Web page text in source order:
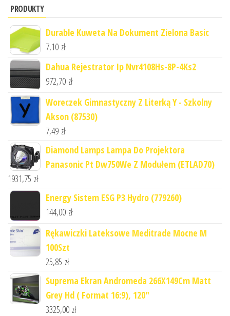
PRODUKTY
Durable Kuweta Na Dokument Zielona Basic
7,10 zł
Dahua Rejestrator Ip Nvr4108Hs-8P-4Ks2
972,70 zł
Woreczek Gimnastyczny Z Literką Y - Szkolny
Akson (87530)
7,49 zł
Diamond Lamps Lampa Do Projektora
Panasonic Pt Dw750We Z Modułem (ETLAD70)
1931,75 zł
Energy Sistem ESG P3 Hydro (779260)
144,00 zł
Rękawiczki Lateksowe Meditrade Mocne M
100Szt
25,85 zł
Suprema Ekran Andromeda 266X149Cm Matt
Grey Hd ( Format 16:9), 120"
3325,00 zł